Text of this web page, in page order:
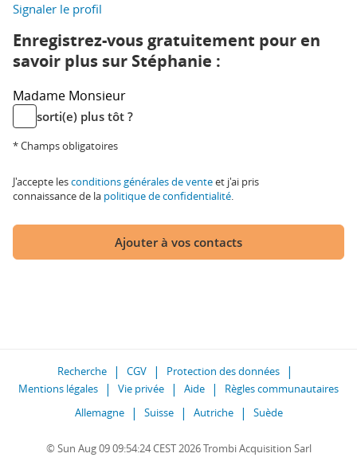
Signaler le profil
Enregistrez-vous gratuitement pour en
savoir plus sur Stéphanie :
Madame Monsieur
sorti(e) plus tôt ?
* Champs obligatoires
J'accepte lesconditions générales de venteet j'ai pris
connaissance de la politique de confidentialité.
Ajouter à vos contacts
Recherche CGV
Protection des données
Mentions légales
Vie privée Aide
Règles communautaires
Allemagne
Suisse Autriche Suède
© Sun Aug 09 09:54:24 CEST 2026 Trombi Acquisition Sarl